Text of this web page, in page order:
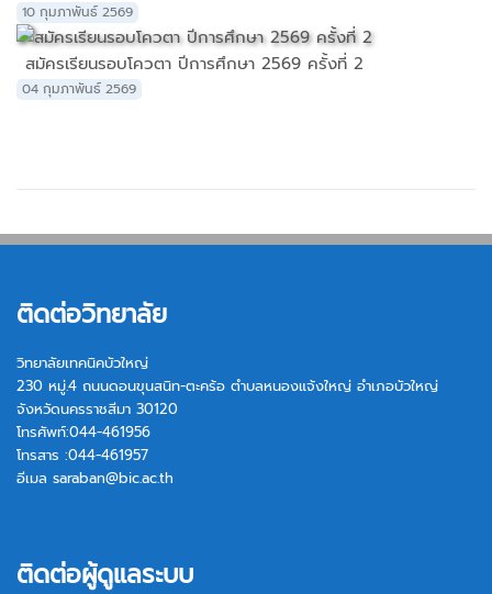
10 กุมภาพันธ์ 2569
สมัครเรียนรอบโควตา ปีการศึกษา 2569 ครั้งที่ 2
04 กุมภาพันธ์ 2569
ติดต่อวิทยาลัย
วิทยาลัยเทคนิคบัวใหญ่
230 หมู่.4 ถนนดอนขุนสนิท-ตะคร้อ ตำบลหนองแจ้งใหญ่ อำเภอบัวใหญ่
จังหวัดนครราชสีมา 30120
โทรศัพท์:044-461956
โทรสาร :044-461957
อีเมล saraban@bic.ac.th
ติดต่อผู้ดูแลระบบ